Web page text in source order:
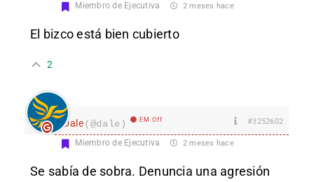
Miembro de Ejecutiva 2 meses hace
El bizco está bien cubierto
2
Dale(@dale) EM Off #3252602
Miembro de Ejecutiva 2 meses hace
Se sabía de sobra. Denuncia una agresión